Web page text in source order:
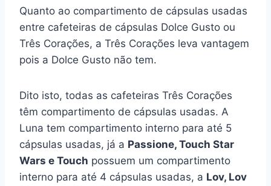
Quanto ao compartimento de cápsulas usadas
entre cafeteiras de cápsulas Dolce Gusto ou
Três Corações, a Três Corações leva vantagem
pois a Dolce Gusto não tem.​
Dito isto, todas as cafeteiras Três Corações
têm compartimento de cápsulas usadas. A
Luna tem compartimento interno para até 5
cápsulas usadas, já a Passione, Touch Star
Wars e Touch possuem um compartimento
interno para até 4 cápsulas usadas, a Lov, Lov